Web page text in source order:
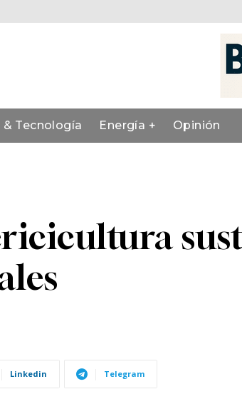
& Tecnología Energía + Opinión
Linkedin Telegram